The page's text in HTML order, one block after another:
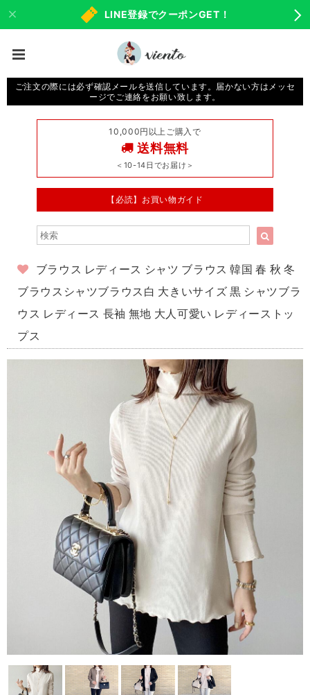
LINE登録でクーポンGET！
ご注文の際には必ず確認メールを送信しています。届かない方はメッセ
ージでご連絡をお願い致します。
10,000円以上ご購入で
送料無料
＜10-14日でお届け＞
【必読】お買い物ガイド
ブラウス レディース シャツ ブラウス 韓国 春 秋 冬
ブラウスシャツブラウス白 大きいサイズ 黒 シャツブラ
ウス レディース 長袖 無地 大人可愛い レディーストッ
プス